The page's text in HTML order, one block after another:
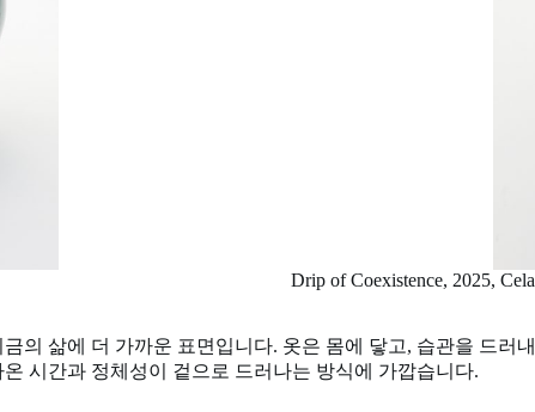
Drip of Coexistence, 2025,
의 삶에 더 가까운 표면입니다. 옷은 몸에 닿고, 습관을 드
시간과 정체성이 겉으로 드러나는 방식에 가깝습니다.